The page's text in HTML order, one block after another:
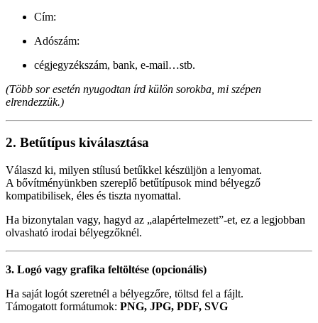
Cím:
Adószám:
cégjegyzékszám, bank, e-mail…stb.
(Több sor esetén nyugodtan írd külön sorokba, mi szépen
elrendezzük.)
2. Betűtípus kiválasztása
Válaszd ki, milyen stílusú betűkkel készüljön a lenyomat.
A bővítményünkben szereplő betűtípusok mind bélyegző
kompatibilisek, éles és tiszta nyomattal.
Ha bizonytalan vagy, hagyd az „alapértelmezett”-et, ez a legjobban
olvasható irodai bélyegzőknél.
3. Logó vagy grafika feltöltése (opcionális)
Ha saját logót szeretnél a bélyegzőre, töltsd fel a fájlt.
Támogatott formátumok: PNG, JPG, PDF, SVG